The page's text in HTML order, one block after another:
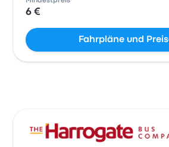
6 €
Fahrpläne und